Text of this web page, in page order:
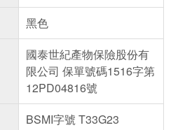
黑色
國泰世紀產物保險股份有
限公司 保單號碼1516字第
12PD04816號
BSMI字號 T33G23